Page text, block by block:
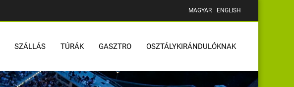
MAGYAR ENGLISH
SZÁLLÁS TÚRÁK GASZTRO OSZTÁLYKIRÁNDULÓKNAK